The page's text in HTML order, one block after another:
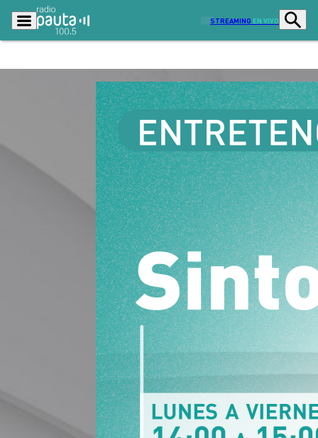
STREAMING EN VIVO
Programas
Actualidad
Economía
Radio en vivo Sostenibilidad
Tendencias Deportes
Entretención y Cultura Opinión
Dato en Pauta Señal 2
Contenido Patrocinado